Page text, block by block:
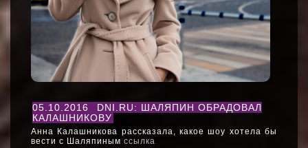
05.10.2016
DNI.RU: ШАЛЯПИН ОБРАДОВАЛ
КАЛАШНИКОВУ
Анна Калашникова рассказала, какое шоу хотела бы
вести с Шаляпиным ссылка